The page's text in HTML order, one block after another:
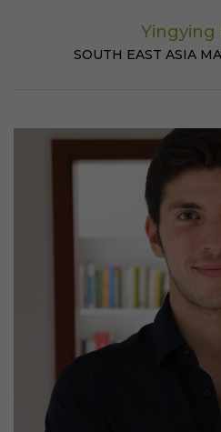
Yingying
SOUTH EAST ASIA